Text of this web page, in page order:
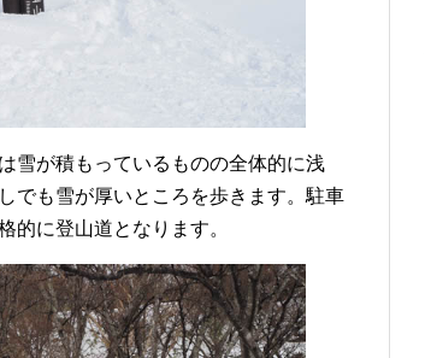
雪が積もっているものの全体的に浅
でも雪が厚いところを歩きます。駐車
的に登山道となります。